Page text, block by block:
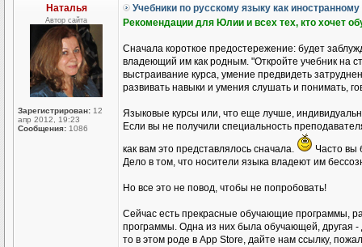
Наталья
Автор сайта
Зарегистрирован: 12
апр 2012, 19:23
Сообщения: 1086
Учебники по русскому языку как иностранному
Рекомендации для Юлии и всех тех, кто хочет
Сначала короткое предостережение: будет
владеющий им как родным. "Откройте учебник на
выстраивание курса, умение предвидеть
развивать навыки и умения слушать и понимать,
Языковые курсы или, что еще лучше,
Если вы не получили специальность
как вам это представлялось сначала.
Часто вы
Дело в том, что носители языка владеют им
Но все это не повод, чтобы не попробовать!
Сейчас есть прекрасные обучающие программы,
программы. Одна из них была обучающей, другая -
то в этом роде в Аpp Store, дайте нам ссылку,